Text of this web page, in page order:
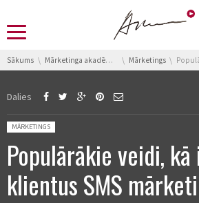
You are here:
Sākums Mārketinga akadēmija Mārketings Populārākie veidi,
Dalies
Posted in:
MĀRKETINGS
Populārākie veidi,
klientus SMS